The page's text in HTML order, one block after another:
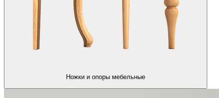
Ножки и опоры мебельные